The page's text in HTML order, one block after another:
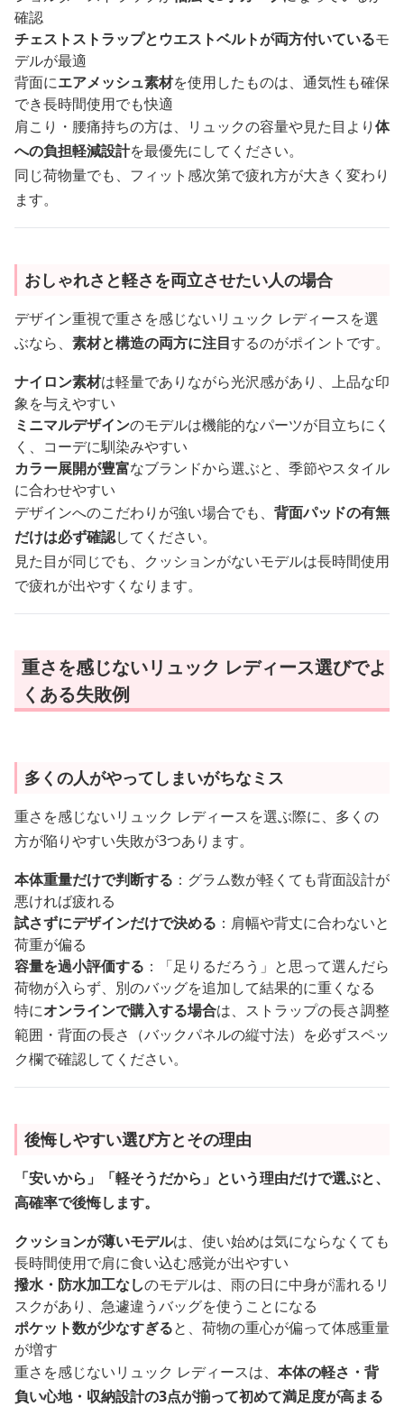
確認
チェストストラップとウエストベルトが両方付いているモ
デルが最適
背面にエアメッシュ素材を使用したものは、通気性も確保
でき長時間使用でも快適
肩こり・腰痛持ちの方は、リュックの容量や見た目より体
への負担軽減設計を最優先にしてください。
同じ荷物量でも、フィット感次第で疲れ方が大きく変わり
ます。
おしゃれさと軽さを両立させたい人の場合
デザイン重視で重さを感じないリュック レディースを選
ぶなら、 素材と構造の両方に注目するのがポイントです。
ナイロン素材は軽量でありながら光沢感があり、上品な印
象を与えやすい
ミニマルデザインのモデルは機能的なパーツが目立ちにく
く、コーデに馴染みやすい
カラー展開が豊富なブランドから選ぶと、季節やスタイル
に合わせやすい
デザインへのこだわりが強い場合でも、 背面パッドの有無
だけは必ず確認してください。
見た目が同じでも、クッションがないモデルは長時間使用
で疲れが出やすくなります。
重さを感じないリュック レディース選びでよ
くある失敗例
多くの人がやってしまいがちなミス
重さを感じないリュック レディースを選ぶ際に、多くの
方が陥りやすい失敗が3つあります。
本体重量だけで判断する ：グラム数が軽くても背面設計が
悪ければ疲れる
試さずにデザインだけで決める ：肩幅や背丈に合わないと
荷重が偏る
容量を過小評価する ：「足りるだろう」と思って選んだら
荷物が入らず、別のバッグを追加して結果的に重くなる
特にオンラインで購入する場合は、ストラップの長さ調整
範囲・背面の長さ（バックパネルの縦寸法）を必ずスペッ
ク欄で確認してください。
後悔しやすい選び方とその理由
「安いから」「軽そうだから」という理由だけで選ぶと、
高確率で後悔します。
クッションが薄いモデルは、使い始めは気にならなくても
長時間使用で肩に食い込む感覚が出やすい
撥水・防水加工なしのモデルは、雨の日に中身が濡れるリ
スクがあり、急遽違うバッグを使うことになる
ポケット数が少なすぎると、荷物の重心が偏って体感重量
が増す
重さを感じないリュック レディースは、 本体の軽さ・背
負い心地・収納設計の3点が揃って初めて満足度が高まる